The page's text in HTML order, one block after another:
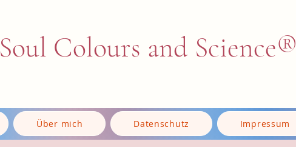
Soul Colours and Science®
Über mich Datenschutz Impressum